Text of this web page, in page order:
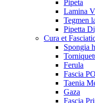
Pipeta
Lamina
Tegmen
Pipetta
Cura et
Spongia
Ferula
Fascia
Taenia
Gaza
Fascia